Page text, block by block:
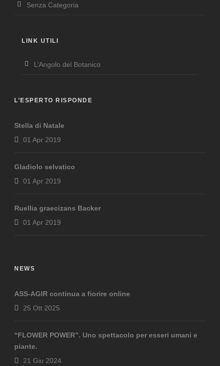
Senza Categoria
LINK UTILI
L’Angolo del Botanico
L’ESPERTO RISPONDE
Stella di Natale
01 Apr 2019
Gladiolo selvatico
01 Apr 2019
Ruellia graecizans Backer
01 Apr 2019
NEWS
ASS-AGIR continua a fiorire online
25 Ott 2025
“FLOWER POWER”. Uno spettacolo per esseri umani e
piante.
21 Giu 2024